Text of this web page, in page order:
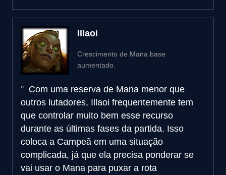
Illaoi
Crescimento de Mana base
aumentado.
Com uma reserva de Mana menor que
outros lutadores, Illaoi frequentemente tem
que controlar muito bem esse recurso
durante as últimas fases da partida. Isso
coloca a Campeã em uma situação
complicada, já que ela precisa ponderar se
vai usar o Mana para puxar a rota